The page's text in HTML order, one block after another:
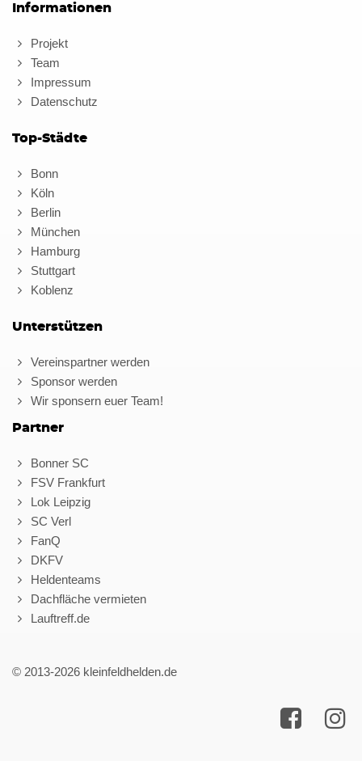
Informationen
Projekt
Team
Impressum
Datenschutz
Top-Städte
Bonn
Köln
Berlin
München
Hamburg
Stuttgart
Koblenz
Unterstützen
Vereinspartner werden
Sponsor werden
Wir sponsern euer Team!
Partner
Bonner SC
FSV Frankfurt
Lok Leipzig
SC Verl
FanQ
DKFV
Heldenteams
Dachfläche vermieten
Lauftreff.de
© 2013-2026 kleinfeldhelden.de